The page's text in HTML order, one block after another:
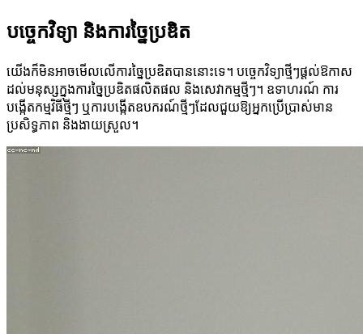
បច្ចេកវិទ្យា និងការច្នៃប្រឌិត
យើងក៏មិនអាចមើលលើការច្នៃប្រឌិតបាននោះទេ។ បច្ចេកវិទ្យាថ្មីៗផ្ដល់ឱកាស
ដល់មនុស្សក្នុងការច្នៃប្រឌិតផលិតផល និងសេវាកម្មថ្មីៗ។ ឧទាហរណ៍ ការ
បង្កើតកម្មវិធីថ្មីៗ ឬការបង្កើតឧបករណ៍ថ្មីៗដែលជួយឱ្យអ្នកប្រើប្រាស់មាន
ប្រសិទ្ធភាព និងងាយស្រួល។